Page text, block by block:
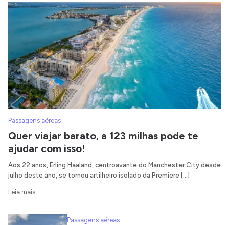
Passagens aéreas
Quer viajar barato, a 123 milhas pode te
ajudar com isso!
Aos 22 anos, Erling Haaland, centroavante do Manchester City desde
julho deste ano, se tornou artilheiro isolado da Premiere […]
Leia mais
Passagens aéreas